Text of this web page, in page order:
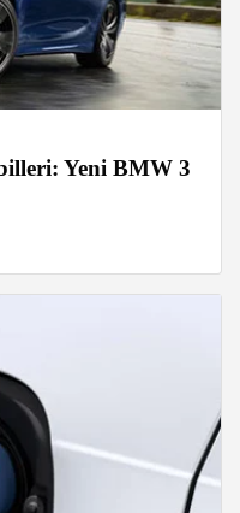
Yeni BMW 3